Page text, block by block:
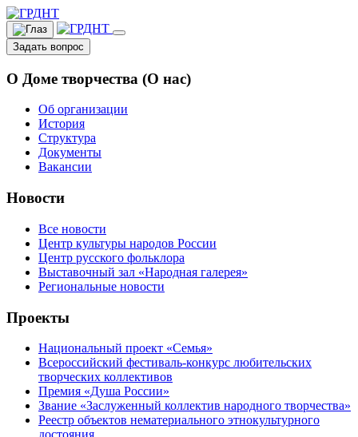
Задать вопрос
О Доме творчества (О нас)
Об организации
История
Структура
Документы
Вакансии
Новости
Все новости
Центр культуры народов России
Центр русского фольклора
Выставочный зал «Народная галерея»
Региональные новости
Проекты
Национальный проект «Семья»
Всероссийский фестиваль-конкурс любительских
творческих коллективов
Премия «Душа России»
Звание «Заслуженный коллектив народного творчества»
Реестр объектов нематериального этнокультурного